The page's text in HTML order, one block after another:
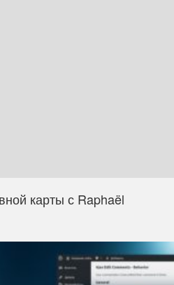
карты с Raphaël